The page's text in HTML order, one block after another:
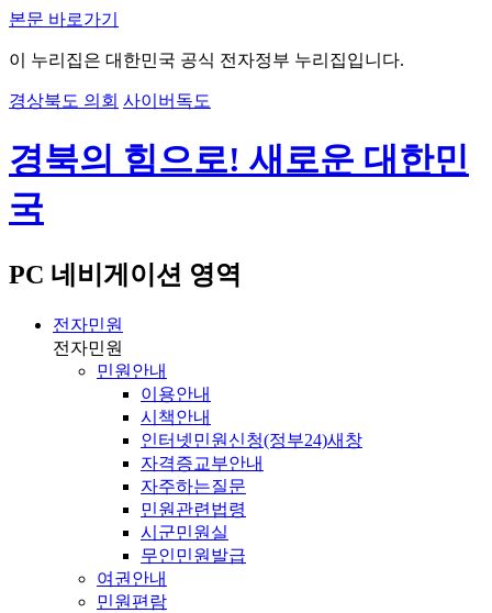
본문 바로가기
이 누리집은 대한민국 공식 전자정부 누리집입니다.
경상북도 의회 사이버독도
경북의 힘으로! 새로운 대한민
국
PC 네비게이션 영역
전자민원
전자민원
민원안내
이용안내
시책안내
인터넷민원신청(정부24)새창
자격증교부안내
자주하는질문
민원관련법령
시군민원실
무인민원발급
여권안내
민원편람